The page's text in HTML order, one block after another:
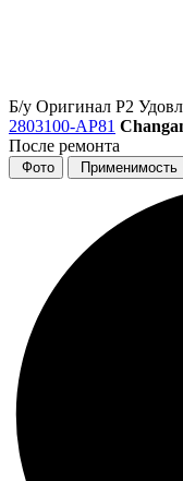
Б/у Оригинал Р2
2803100-AP81
После ремонта
Фото Применимость